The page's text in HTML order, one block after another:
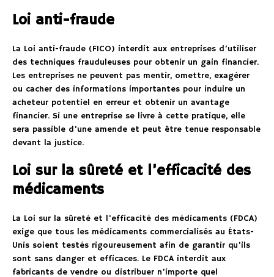
Loi anti-fraude
La Loi anti-fraude (FICO) interdit aux entreprises d’utiliser
des techniques frauduleuses pour obtenir un gain financier.
Les entreprises ne peuvent pas mentir, omettre, exagérer
ou cacher des informations importantes pour induire un
acheteur potentiel en erreur et obtenir un avantage
financier. Si une entreprise se livre à cette pratique, elle
sera passible d’une amende et peut être tenue responsable
devant la justice.
Loi sur la sûreté et l’efficacité des
médicaments
La Loi sur la sûreté et l’efficacité des médicaments (FDCA)
exige que tous les médicaments commercialisés au États-
Unis soient testés rigoureusement afin de garantir qu’ils
sont sans danger et efficaces. Le FDCA interdit aux
fabricants de vendre ou distribuer n’importe quel